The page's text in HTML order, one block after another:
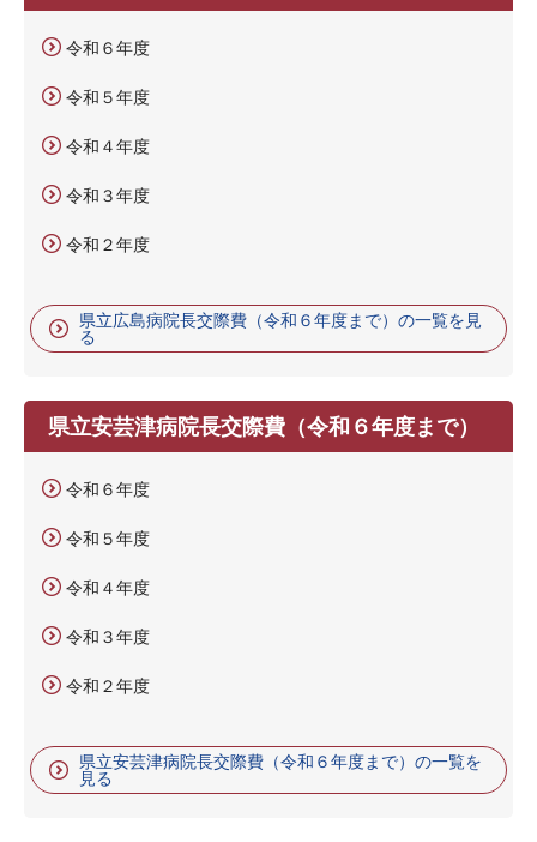
令和６年度
令和５年度
令和４年度
令和３年度
令和２年度
県立広島病院長交際費（令和６年度まで）の一覧を見
る
県立安芸津病院長交際費（令和６年度まで）
令和６年度
令和５年度
令和４年度
令和３年度
令和２年度
県立安芸津病院長交際費（令和６年度まで）の一覧を
見る